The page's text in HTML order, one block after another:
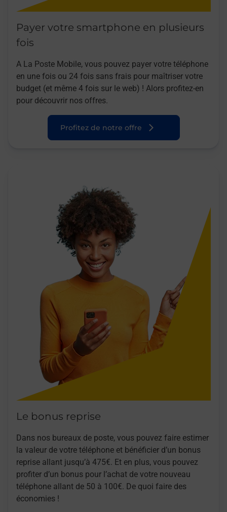
Payer votre smartphone en plusieurs
fois
A La Poste Mobile, vous pouvez payer votre téléphone
en une fois ou 24 fois sans frais pour maîtriser votre
budget (et même 4 fois sur le web) ! Alors profitez-en
pour découvrir nos offres.
Profitez de notre offre
Le bonus reprise
Dans nos bureaux de poste, vous pouvez faire estimer
la valeur de votre téléphone et bénéficier d’un bonus
reprise allant jusqu’à 475€. Et en plus, vous pouvez
profiter d’un bonus pour l’achat de votre nouveau
téléphone allant de 50 à 100€. De quoi faire des
économies !